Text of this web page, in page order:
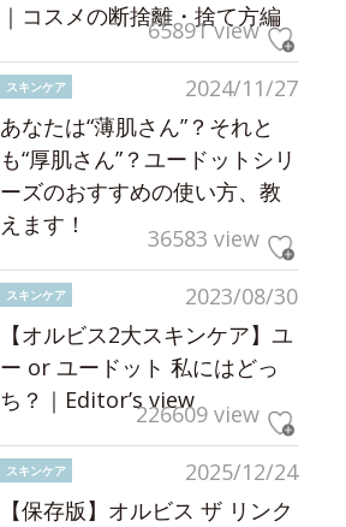
｜コスメの断捨離・捨て方編
65891 view
2024/11/27
スキンケア
あなたは“薄肌さん”？それと
も“厚肌さん”？ユードットシリ
ーズのおすすめの使い方、教
えます！
36583 view
2023/08/30
スキンケア
【オルビス2大スキンケア】ユ
ー or ユードット 私にはどっ
ち？｜Editor’s view226609 view
2025/12/24
スキンケア
【保存版】オルビス ザ リンク